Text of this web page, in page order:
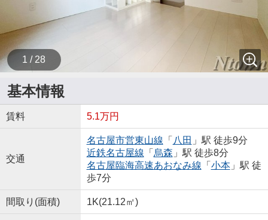
1 / 28
基本情報
賃料 5.1万円
交通
名古屋市営東山線 「 八田 」駅 徒歩9分
近鉄名古屋線 「 烏森 」駅 徒歩8分
名古屋臨海高速あおなみ線 「 小本」駅 徒
歩7分
間取り(面積) 1K(21.12㎡)